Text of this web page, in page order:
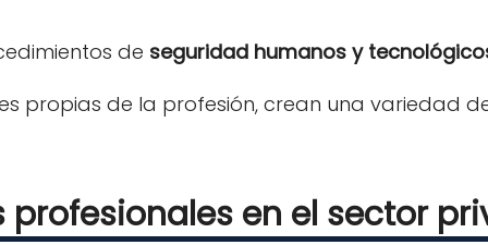
de seguridad humanos y
propias de la profesión, crean una variedad
profesionales en el sector